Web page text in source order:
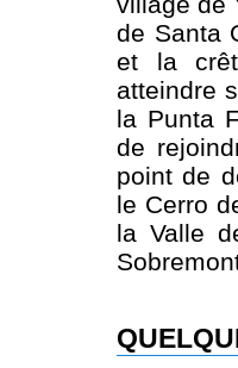
de Santa
et la
atteindre
la Punta
de
point de
le Cerro
la Valle